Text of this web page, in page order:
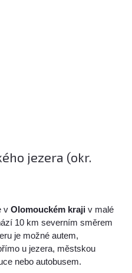
jezera (okr.
vOlomouckém kraji v malé
10 km severním směrem
je možné autem,
u jezera, městskou
nebo autobusem.